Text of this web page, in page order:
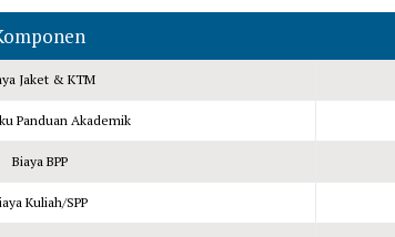
Jaket & KTM
Panduan Akademik
Biaya BPP
Kuliah/SPP